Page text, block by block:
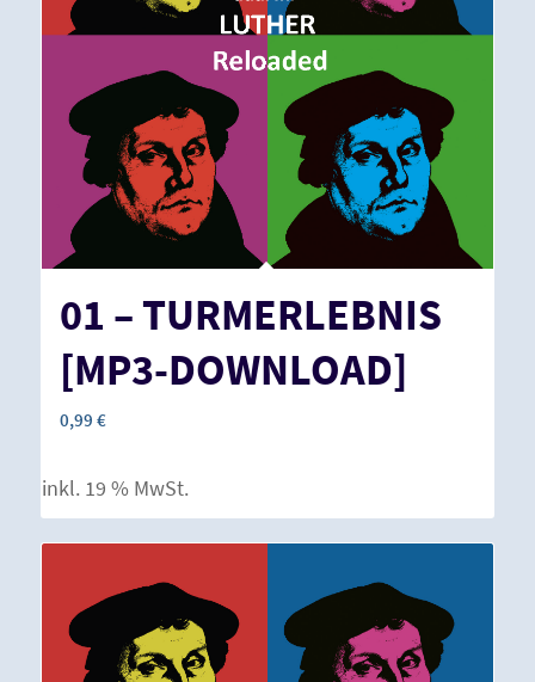
01 – TURMERLEBNIS
[MP3-DOWNLOAD]
0,99 €
inkl. 19 % MwSt.